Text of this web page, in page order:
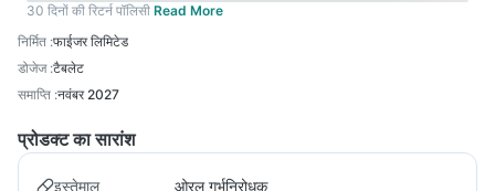
30 दिनों की रिटर्न पॉलिसी Read More
निर्मित :फाईजर लिमिटेड
डोजेज :टैबलेट
समाप्ति :नवंबर 2027
प्रोडक्ट का सारांश
इस्तेमाल ओरल गर्भनिरोधक